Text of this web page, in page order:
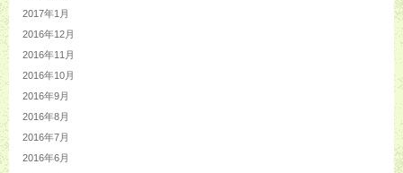
2017年1月
2016年12月
2016年11月
2016年10月
2016年9月
2016年8月
2016年7月
2016年6月